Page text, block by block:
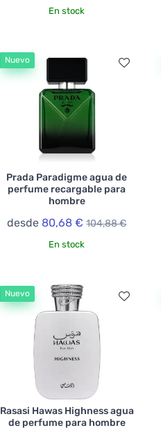
En stock
Nuevo
Prada Paradigme agua de
perfume recargable para
hombre
desde 80,68 € 104,88 €
En stock
Nuevo
Rasasi Hawas Highness agua
de perfume para hombre